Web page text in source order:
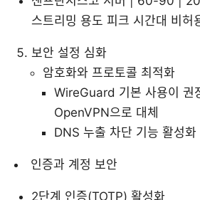
스트리밍 용도 피크 시간대 비허
보안 설정 심화
암호화와 프로토콜 최적화
WireGuard 기본 사용이 권
OpenVPN으로 대체
DNS 누출 차단 기능 활성화
인증과 계정 보안
2단계 인증(TOTP) 활성화